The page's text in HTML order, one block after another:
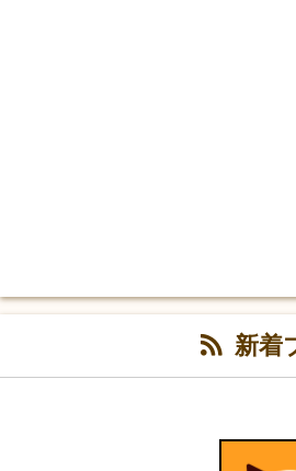
新着